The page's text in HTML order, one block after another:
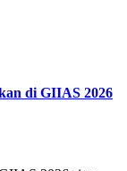
di GIIAS 2026